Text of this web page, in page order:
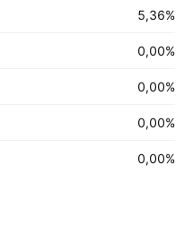
5,36%
0,00%
0,00%
0,00%
0,00%